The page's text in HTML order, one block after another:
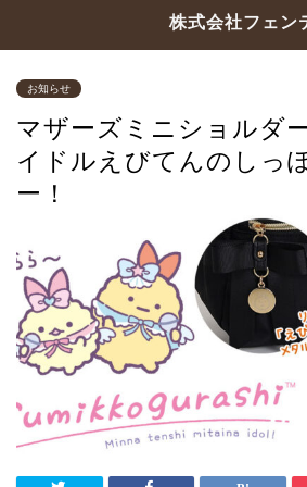
株式会社フェン
お知らせ
マザーズミニショルダ
イドルえびてんのしっ
ー！